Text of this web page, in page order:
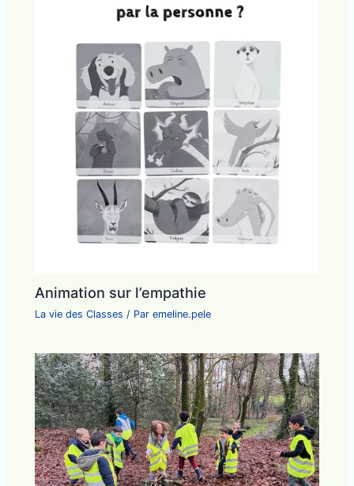
Animation sur l’empathie
La vie des Classes / Paremeline.pele